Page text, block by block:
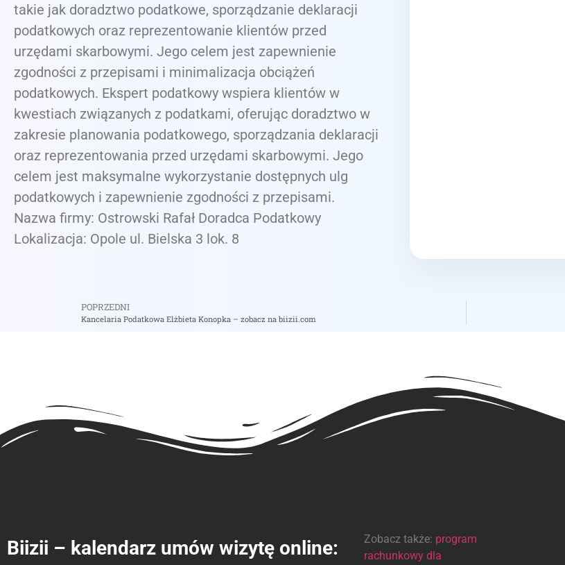
takie jak doradztwo podatkowe, sporządzanie deklaracji
podatkowych oraz reprezentowanie klientów przed
urzędami skarbowymi. Jego celem jest zapewnienie
zgodności z przepisami i minimalizacja obciążeń
podatkowych. Ekspert podatkowy wspiera klientów w
kwestiach związanych z podatkami, oferując doradztwo w
zakresie planowania podatkowego, sporządzania deklaracji
oraz reprezentowania przed urzędami skarbowymi. Jego
celem jest maksymalne wykorzystanie dostępnych ulg
podatkowych i zapewnienie zgodności z przepisami.
Nazwa firmy: Ostrowski Rafał Doradca Podatkowy
Lokalizacja: Opole ul. Bielska 3 lok. 8
POPRZEDNI
Kancelaria Podatkowa Elżbieta Konopka – zobacz na biizii.com
Biizii – kalendarz umów wizytę online: Zobacz także: program
rachunkowy dla